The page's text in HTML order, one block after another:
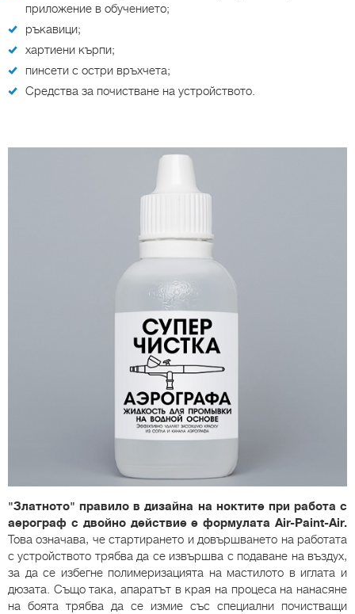
приложение в обучението;
ръкавици;
хартиени кърпи;
пинсети с остри връхчета;
Средства за почистване на устройството.
"Златното" правило в дизайна на ноктите при работа с
аерограф с двойно действие е формулата Air-Paint-Air.
Това означава, че стартирането и довършването на работата
с устройството трябва да се извършва с подаване на въздух,
за да се избегне полимеризацията на мастилото в иглата и
дюзата. Също така, апаратът в края на процеса на нанасяне
на боята трябва да се измие със специални почистващи